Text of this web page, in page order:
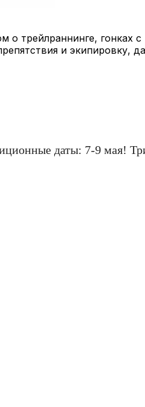
трейлраннинге, гонках
и экипировку,
даты: 7-9 мая!